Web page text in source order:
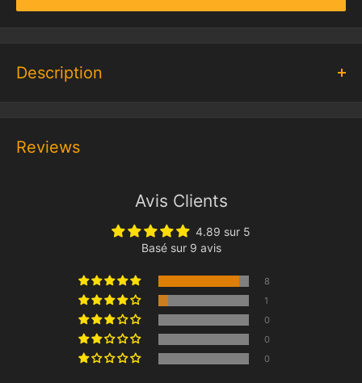
Description
Reviews
Avis Clients
4.89 sur 5
Basé sur 9 avis
8
1
0
0
0